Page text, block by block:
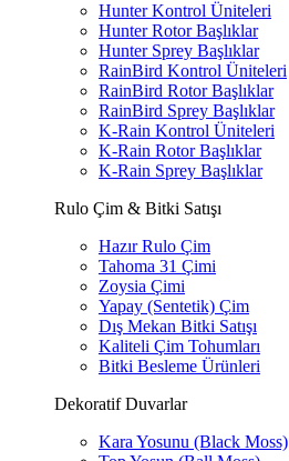
Hunter Kontrol Üniteleri
Hunter Rotor Başlıklar
Hunter Sprey Başlıklar
RainBird Kontrol Üniteleri
RainBird Rotor Başlıklar
RainBird Sprey Başlıklar
K-Rain Kontrol Üniteleri
K-Rain Rotor Başlıklar
K-Rain Sprey Başlıklar
Rulo Çim & Bitki Satışı
Hazır Rulo Çim
Tahoma 31 Çimi
Zoysia Çimi
Yapay (Sentetik) Çim
Dış Mekan Bitki Satışı
Kaliteli Çim Tohumları
Bitki Besleme Ürünleri
Dekoratif Duvarlar
Kara Yosunu (Black Moss)